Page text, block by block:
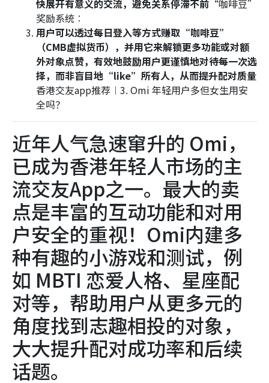
快展开有意义的交流，避免关系停滞不前 “咖啡豆”
奖励系统︰
用户可以透过每日登入等方式赚取“咖啡豆”
（CMB虚拟货币），并用它来解锁更多功能或对额
外对象点赞，有效地鼓励用户更谨慎地对待每一次选
择，而非盲目地“like”所有人，从而提升配对质量
香港交友app推荐︱3. Omi 年轻用户多但女生用安
全吗？
近年人气急速窜升的 Omi，
已成为香港年轻人市场的主
流交友App之一。最大的卖
点是丰富的互动功能和对用
户安全的重视！Omi内建多
种有趣的小游戏和测试，例
如 MBTI 恋爱人格、星座配
对等，帮助用户从更多元的
角度找到志趣相投的对象，
大大提升配对成功率和后续
话题。